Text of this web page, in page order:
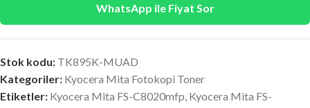
WhatsApp ile Fiyat Sor
Stok kodu: TK895K-MUAD
Kategoriler: Kyocera Mita Fotokopi Toner
Etiketler: Kyocera Mita FS-C8020mfp, Kyocera Mita FS-